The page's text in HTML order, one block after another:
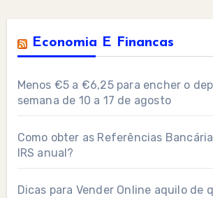
Economia E Financas
Menos €5 a €6,25 para encher o
semana de 10 a 17 de agosto
Como obter as Referências
IRS anual?
Dicas para Vender Online aquilo de